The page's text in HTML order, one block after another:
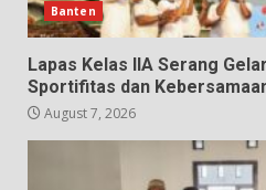
Banten
Lapas Kelas IIA Serang
Sportifitas dan
August 7, 2026